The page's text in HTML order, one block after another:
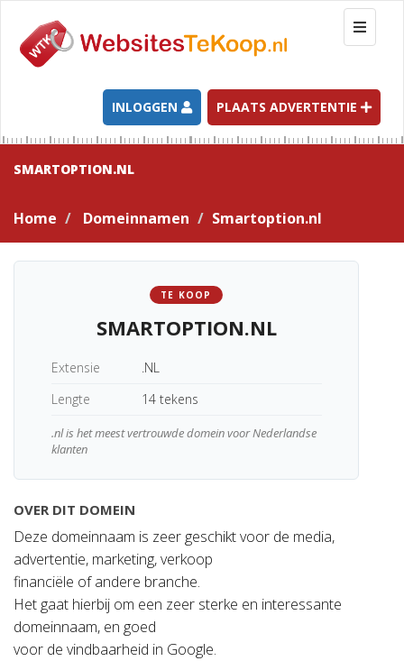
T
o
g
l
e
n
a
t
INLOGGEN PLAATS ADVERTENTIE
SMARTOPTION.NL
Home Domeinnamen Smartoption.nl
TE KOOP
SMARTOPTION.NL
Extensie
.NL
Lengte
14 tekens
.nl is het meest vertrouwde domein voor Nederlandse
klanten
OVER DIT DOMEIN
Deze domeinnaam is zeer geschikt voor de media,
advertentie, marketing, verkoop
financiële of andere branche.
Het gaat hierbij om een zeer sterke en interessante
domeinnaam, en goed
voor de vindbaarheid in Google.